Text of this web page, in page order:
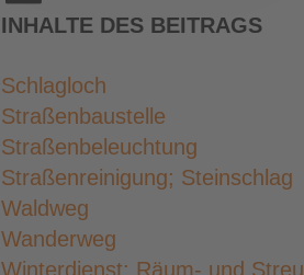
INHALTE DES BEITRAGS
Schlagloch
Straßenbaustelle
Straßenbeleuchtung
Straßenreinigung; Steinschlag
Waldweg
Wanderweg
Winterdienst: Räum- und